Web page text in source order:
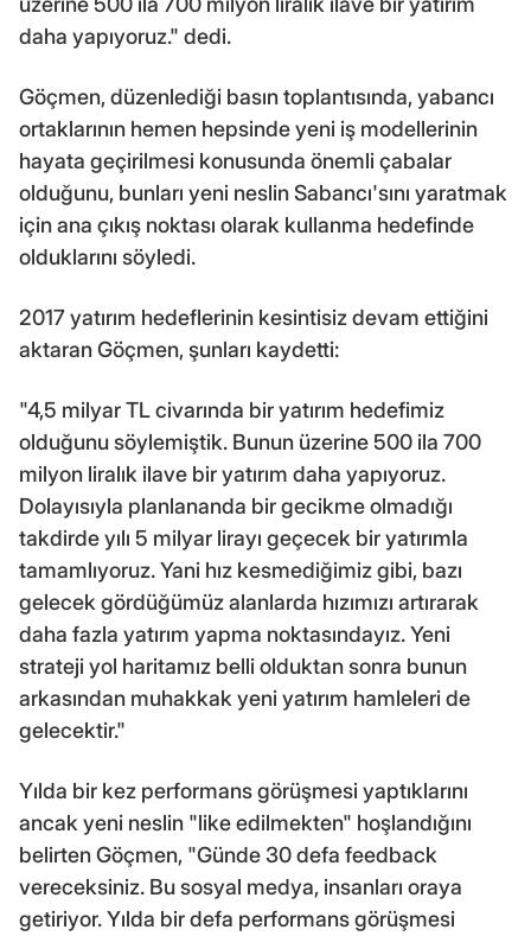
daha yapıyoruz." dedi.
Göçmen, düzenlediği basın toplantısında, yabancı
ortaklarının hemen hepsinde yeni iş modellerinin
hayata geçirilmesi konusunda önemli çabalar
olduğunu, bunları yeni neslin Sabancı'sını yaratmak
için ana çıkış noktası olarak kullanma hedefinde
olduklarını söyledi.
2017 yatırım hedeflerinin kesintisiz devam ettiğini
aktaran Göçmen, şunları kaydetti:
"4,5 milyar TL civarında bir yatırım hedefimiz
olduğunu söylemiştik. Bunun üzerine 500 ila 700
milyon liralık ilave bir yatırım daha yapıyoruz.
Dolayısıyla planlananda bir gecikme olmadığı
takdirde yılı 5 milyar lirayı geçecek bir yatırımla
tamamlıyoruz. Yani hız kesmediğimiz gibi, bazı
gelecek gördüğümüz alanlarda hızımızı artırarak
daha fazla yatırım yapma noktasındayız. Yeni
strateji yol haritamız belli olduktan sonra bunun
arkasından muhakkak yeni yatırım hamleleri de
gelecektir."
Yılda bir kez performans görüşmesi yaptıklarını
ancak yeni neslin "like edilmekten" hoşlandığını
belirten Göçmen, "Günde 30 defa feedback
vereceksiniz. Bu sosyal medya, insanları oraya
getiriyor. Yılda bir defa performans görüşmesi